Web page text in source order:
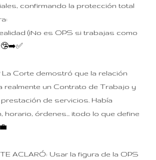
confirmando la protección total
(¡No es OPS si trabajas como
🤥➡️✅
La Corte demostró que la relación
realmente un Contrato de Trabajo y
de servicios. Había
horario, órdenes... ¡todo lo que define
ACLARÓ: Usar la figura de la OPS